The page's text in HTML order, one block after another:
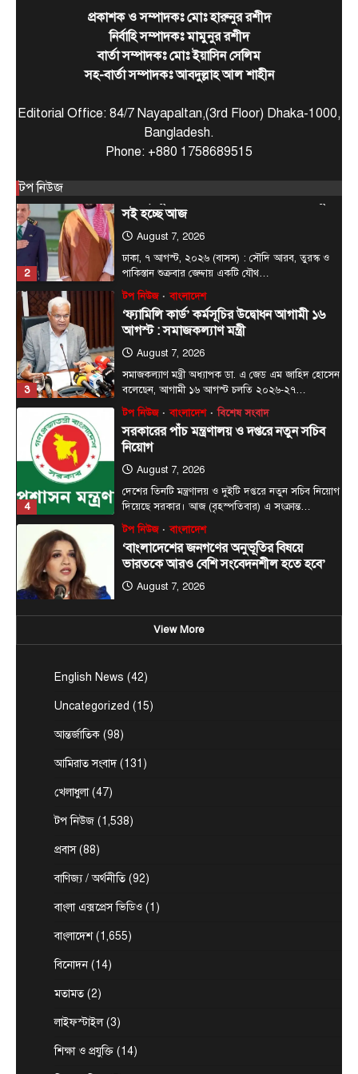
প্রকাশক ও সম্পাদকঃ মোঃ হারুনুর রশীদ
নির্বাহি সম্পাদকঃ মামুনুর রশীদ
বার্তা সম্পাদকঃ মোঃ ইয়াসিন সেলিম
সহ-বার্তা সম্পাদকঃ আবদুল্লাহ আল শাহীন
Editorial Office: 84/7 Nayapaltan,(3rd Floor) Dhaka-1000,
Bangladesh.
Phone: +880 1758689515
টপ নিউজ
বাংলাদেশের জনগণের অনুভূতি ও সংবেদনশীলতার বিষয়ে
ভারতকে আরও বেশি…
টপ নিউজ বাংলাদেশ বিশেষ সংবাদ
প্রধানমন্ত্রীকে বরণে প্রস্তুত চট্টগ্রাম, নেতাকর্মীরা
উজ্জীবিত
চট্টগ্রাম, (বাসস) : প্রধানমন্ত্রী হিসেবে দায়িত্ব গ্রহণের পর
প্রথমবার চট্টগ্রাম সফরে আসছেন তারেক রহমান।
আগামী…
2
আন্তর্জাতিক টপ নিউজ
সৌদি, তুরস্ক ও পাকিস্তানের মধ্যে প্রতিরক্ষা চুক্তি
সই হচ্ছে আজ
August 7, 2026
ঢাকা, ৭ আগস্ট, ২০২৬ (বাসস) : সৌদি আরব, তুরস্ক ও
পাকিস্তান শুক্রবার জেদ্দায় একটি যৌথ…
3
টপ নিউজ বাংলাদেশ
‘ফ্যামিলি কার্ড’ কর্মসূচির উদ্বোধন আগামী ১৬
আগস্ট : সমাজকল্যাণ মন্ত্রী
August 7, 2026
সমাজকল্যাণ মন্ত্রী অধ্যাপক ডা. এ জেড এম জাহিদ হোসেন
বলেছেন, আগামী ১৬ আগস্ট চলতি ২০২৬-২৭…
4
টপ নিউজ বাংলাদেশ বিশেষ সংবাদ
সরকারের পাঁচ মন্ত্রণালয় ও দপ্তরে নতুন সচিব
নিয়োগ
August 7, 2026
দেশের তিনটি মন্ত্রণালয় ও দুইটি দপ্তরে নতুন সচিব নিয়োগ
দিয়েছে সরকার। আজ (বৃহস্পতিবার) এ সংক্রান্ত…
টপ নিউজ বাংলাদেশ
‘বাংলাদেশের জনগণের অনুভূতির বিষয়ে
ভারতকে আরও বেশি সংবেদনশীল হতে হবে’
August 7, 2026
বাংলাদেশের জনগণের অনুভূতি ও সংবেদনশীলতার বিষয়ে
প্রধানমন্ত্রীকে বরণে প্রস্তুত চট্টগ্রাম, নেতাকর্মীরা
চট্টগ্রাম, (বাসস) : প্রধানমন্ত্রী হিসেবে দায়িত্ব গ্রহণের পর
আগামী…
সৌদি, তুরস্ক ও পাকিস্তানের মধ্যে প্রতিরক্ষা চুক্তি
সই হচ্ছে আজ
ঢাকা, ৭ আগস্ট, ২০২৬ (বাসস) : সৌদি আরব, তুরস্ক ও
পাকিস্তান শুক্রবার জেদ্দায় একটি যৌথ…
টপ নিউজ
‘ফ্যামিলি কার্ড’ কর্মসূচির উদ্বোধন আগামী ১৬
আগস্ট : সমাজকল্যাণ মন্ত্রী
সরকারের পাঁচ মন্ত্রণালয় ও দপ্তরে নতুন সচিব
নিয়োগ
View More
English News (42)
Uncategorized (15)
আন্তর্জাতিক (98)
আমিরাত সংবাদ(131)
খেলাধুলা(47)
টপ নিউজ (1,538)
প্রবাস(88)
বাণিজ্য / অর্থনীতি (92)
বাংলা এক্সপ্রেস ভিডিও (1)
বাংলাদেশ(1,655)
বিনোদন (14)
মতামত (2)
লাইফস্টাইল(3)
শিক্ষা ও প্রযুক্তি (14)